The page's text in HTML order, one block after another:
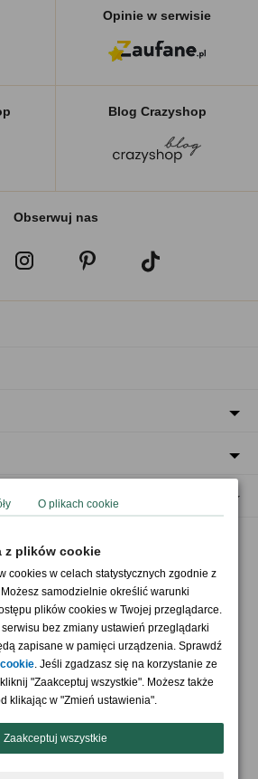
Opinie w serwisie
Blog Crazyshop
Obserwuj nas
płatności
Nasi partnerzy
O plikach cookie
z plików cookie
cookies w celach statystycznych zgodnie z
Możesz samodzielnie określić warunki
plików cookies w Twojej przeglądarce.
bez zmiany ustawień przeglądarki
zapisane w pamięci urządzenia. Sprawdź
. Jeśli zgadzasz się na korzystanie ze
"Zaakceptuj wszystkie". Możesz także
klikając w "Zmień ustawienia".
Zaakceptuj wszystkie